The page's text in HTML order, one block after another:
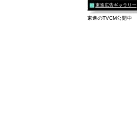
東進広告ギャラリー
東進のTVCM公開中